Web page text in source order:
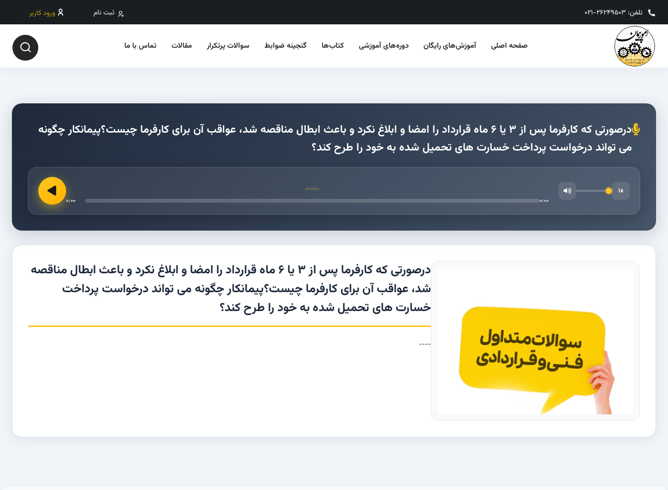
تلفن: 26249503-021 ثبت نام ورود کاربر
صفحه‌ اصلی آموزش‌های‌ رایگان دوره‌های آموزشی کتاب‌ها گنجینه ضوابط سوالات‌ پرتکرار مقالات تماس با ما
درصورتی که کارفرما پس از 3 یا 6 ماه قرارداد را امضا و ابلاغ نکرد و باعث ابطال مناقصه شد، عواقب آن برای کارفرما چیست؟پیمانکار چگونه
می تواند درخواست پرداخت خسارت های تحمیل شده به خود را طرح کند؟
0:00 0:00
1x
درصورتی که کارفرما پس از 3 یا 6 ماه قرارداد را امضا و ابلاغ نکرد و باعث ابطال مناقصه
شد، عواقب آن برای کارفرما چیست؟پیمانکار چگونه می تواند درخواست پرداخت
خسارت های تحمیل شده به خود را طرح کند؟
----